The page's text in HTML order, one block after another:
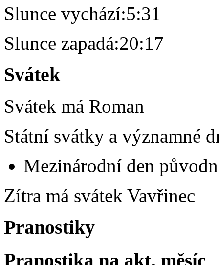
Slunce vychází:5:31
Slunce zapadá:20:17
Svátek
Svátek má Roman
Státní svátky a významné
Mezinárodní den
Zítra má svátek Vavřinec
Pranostiky
Pranostika na akt. měsíc